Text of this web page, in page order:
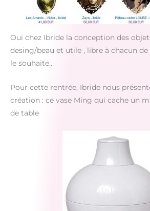
Oui chez Ibride la conception des
desing/beau et utile , libre à chacun
le souhaite..
Pour cette rentrée, Ibride nous
création : ce vase Ming qui cache un
de table